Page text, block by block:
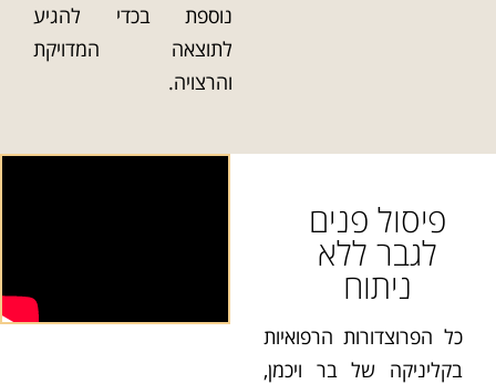
נוספת בכדי להגיע
לתוצאה המדויקת
והרצויה.
פיסול פנים
לגבר ללא
ניתוח
כל הפרוצדורות הרפואיות
בקליניקה של בר ויכמן,